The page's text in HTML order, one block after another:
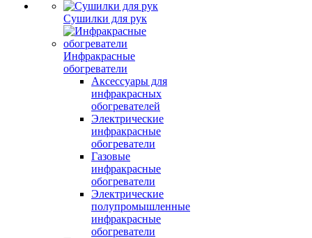
Сушилки для рук
Инфракрасные
обогреватели
Аксессуары для
инфракрасных
обогревателей
Электрические
инфракрасные
обогреватели
Газовые
инфракрасные
обогреватели
Электрические
полупромышленные
инфракрасные
обогреватели